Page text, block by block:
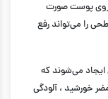
روی پوست صورت
را می‌تواند رفع
ایجاد می‌شوند که
خورشید ، آلودگی